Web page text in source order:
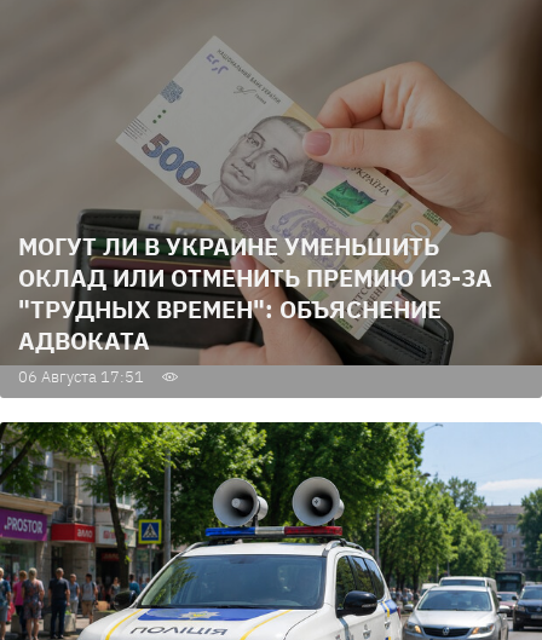
МОГУТ ЛИ В УКРАИНЕ УМЕНЬШИТЬ
ОКЛАД ИЛИ ОТМЕНИТЬ ПРЕМИЮ ИЗ-ЗА
"ТРУДНЫХ ВРЕМЕН": ОБЪЯСНЕНИЕ
АДВОКАТА
06 Августа 17:51